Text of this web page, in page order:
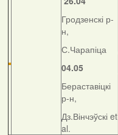
Гродзенскі р-
н,
С.Чарапіца
04.05
Бераставіцкі
р-н,
Дз.Вінчэўскі et
al.